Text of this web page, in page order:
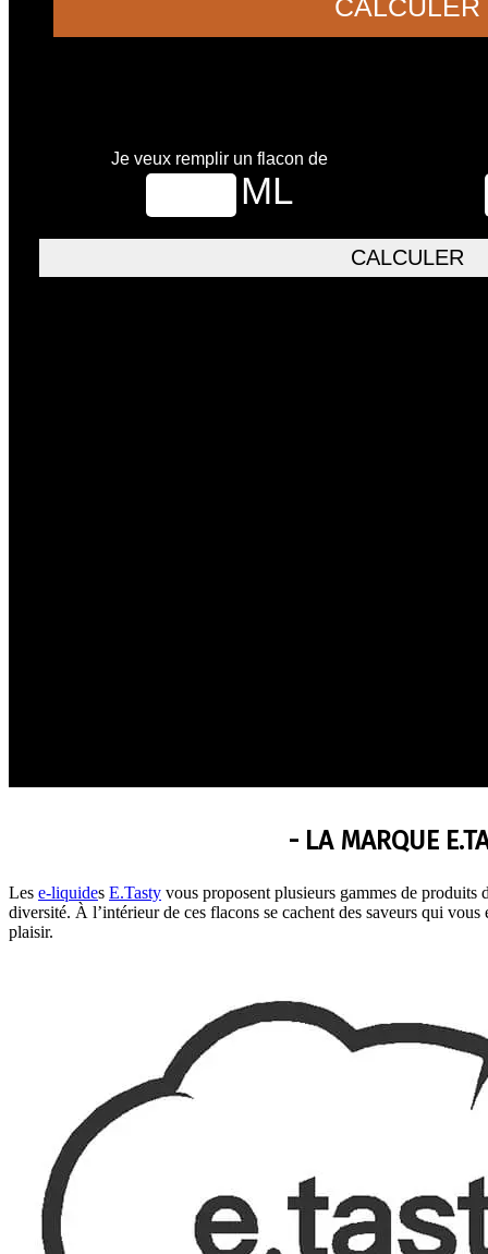
- LA MARQUE
Les e-liquides E.Tasty vous proposent plusieurs gammes de produits
diversité. À l’intérieur de ces flacons se cachent des saveurs qui
plaisir.